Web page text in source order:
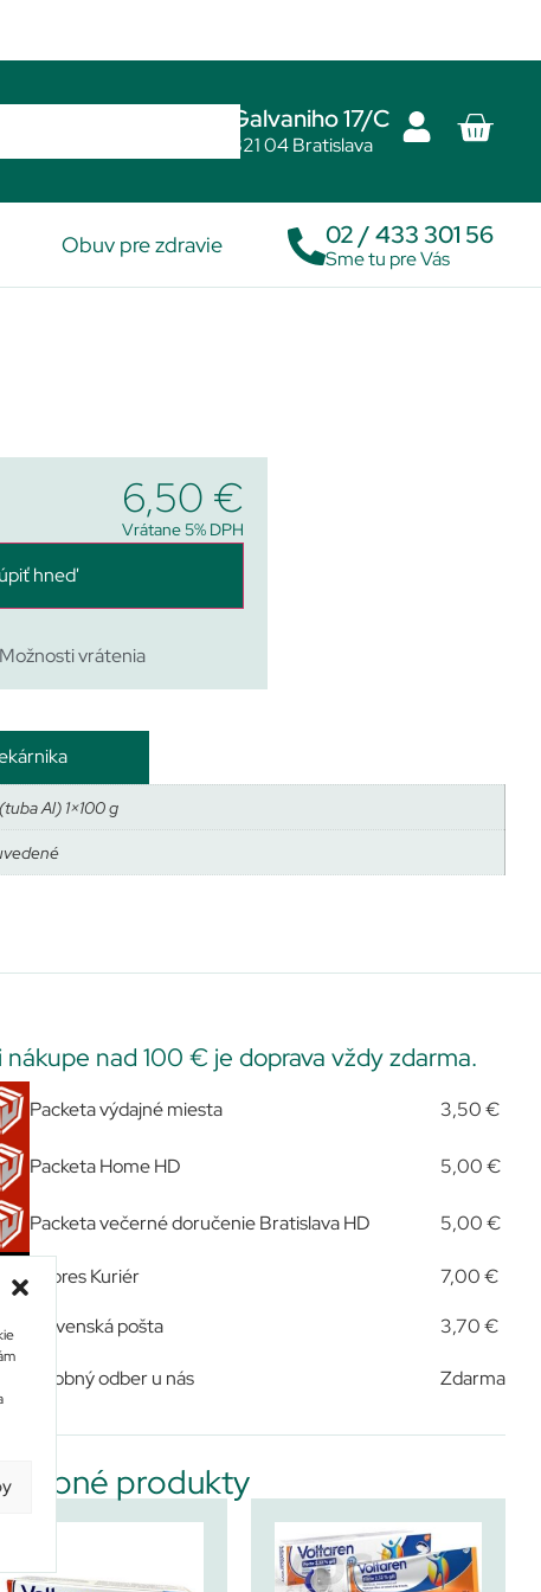
Galvaniho 17/C
821 04 Bratislava
Obuv pre zdravie 02 / 433 301 56
Sme tu pre Vás
6,50 €
Vrátane 5% DPH
hneď
Možnosti vrátenia
Al) 1×100 g
nákupe nad 100 € je doprava vždy zdarma.
Packeta výdajné miesta 3,50 €
Packeta Home HD 5,00 €
Packeta večerné doručenie Bratislava HD 5,00 €
Expres Kuriér 7,00 €
Slovenská pošta 3,70 €
Osobný odber u nás Zdarma
produkty